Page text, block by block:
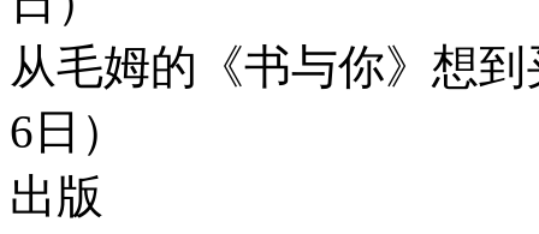
从毛姆的《书与你》想
6日）
出版